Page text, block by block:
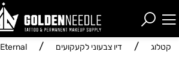
קטלוג / דיו צבעוני לקעקועים /
Eternal